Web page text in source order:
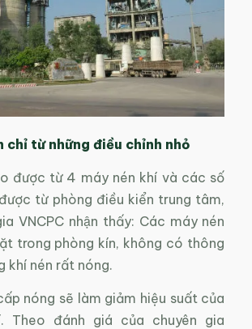
chỉ từ những điều chỉnh nhỏ
được từ 4 máy nén khí và các số
từ phòng điều kiển trung tâm,
VNCPC nhận thấy: Các máy nén
trong phòng kín, không có thông
khí nén rất nóng.
nóng sẽ làm giảm hiệu suất của
Theo đánh giá của chuyên gia